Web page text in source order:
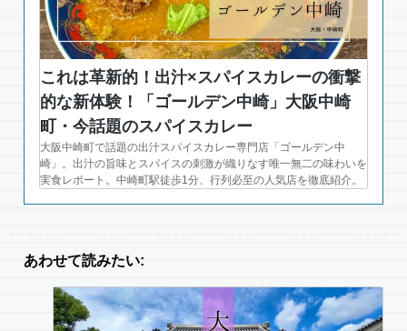
これは革新的！出汁×スパイスカレーの衝撃
的な新体験！「ゴールデン中崎」大阪中崎
町・今話題のスパイスカレー
大阪中崎町で話題の出汁スパイスカレー専門店「ゴールデン中
崎」。出汁の旨味とスパイスの刺激が織りなす唯一無二の味わいを
実食レポート。中崎町駅徒歩1分、行列必至の人気店を徹底紹介。
あわせて読みたい: